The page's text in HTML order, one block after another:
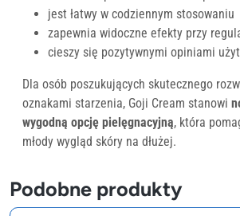
jest łatwy w codziennym stosowaniu
zapewnia widoczne efekty przy
cieszy się pozytywnymi opiniami
Dla osób poszukujących skutecznego
oznakami starzenia, Goji Cream stanowi
wygodną opcję pielęgnacyjną, która
młody wygląd skóry na dłużej.
Podobne produkty